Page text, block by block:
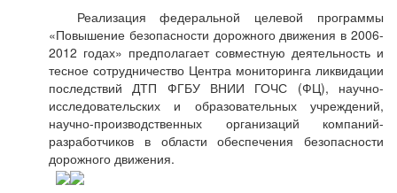
Реализация федеральной целевой программы
«Повышение безопасности дорожного движения в 2006-
2012 годах» предполагает совместную деятельность и
тесное сотрудничество Центра мониторинга ликвидации
последствий ДТП ФГБУ ВНИИ ГОЧС (ФЦ), научно-
исследовательских и образовательных учреждений,
научно-производственных организаций компаний-
разработчиков в области обеспечения безопасности
дорожного движения.